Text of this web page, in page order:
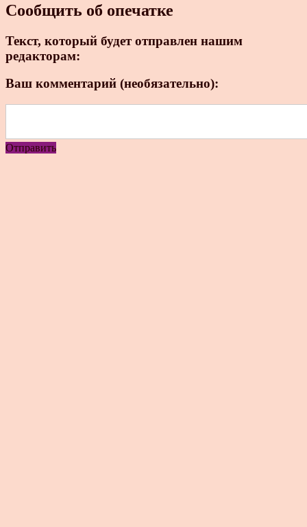
Сообщить об опечатке
Текст, который будет отправлен нашим
редакторам:
Ваш комментарий (необязательно):
Отправить